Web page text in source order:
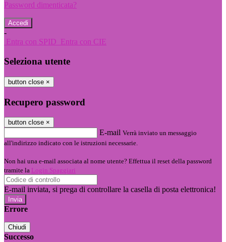
Password dimenticata?
-
Entra con SPID Entra con CIE
Seleziona utente
button close ×
Recupero password
button close ×
E-mail Verrà inviato un messaggio
all'indirizzo indicato con le istruzioni necessarie.
Non hai una e-mail associata al nome utente? Effettua il reset della password
tramite la Login Spaggiari
E-mail inviata, si prega di controllare la casella di posta elettronica!
Errore
Chiudi
Successo